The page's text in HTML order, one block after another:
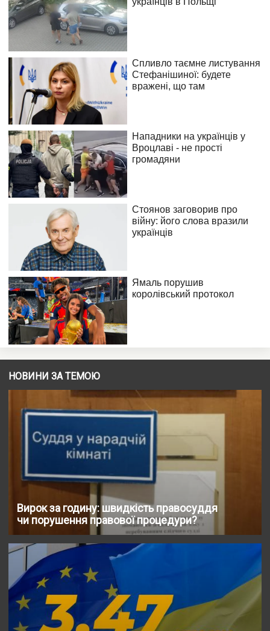
НОВИНИ ЗА ТЕМОЮ
Вирок за годину: швидкість правосуддя
чи порушення правової процедури?